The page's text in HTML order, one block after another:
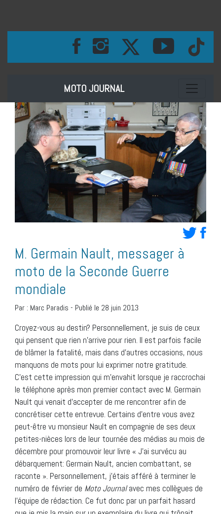
MOTO JOURNAL Toggle
M. Germain Nault, messager à
moto de la Seconde Guerre
mondiale
Par : Marc Paradis - Publié le 28 juin 2013
Croyez-vous au destin? Personnellement, je suis de ceux
qui pensent que rien n’arrive pour rien. Il est parfois facile
de blâmer la fatalité, mais dans d’autres occasions, nous
manquons de mots pour lui exprimer notre gratitude.
C’est cette impression qui m’envahit lorsque je raccrochai
le téléphone après mon premier contact avec M. Germain
Nault qui venait d’accepter de me rencontrer afin de
concrétiser cette entrevue. Certains d’entre vous avez
peut-être vu monsieur Nault en compagnie de ses deux
petites-nièces lors de leur tournée des médias au mois de
décembre pour promouvoir leur livre « J’ai survécu au
débarquement: Germain Nault, ancien combattant, se
raconte ». Personnellement, j’étais afféré à terminer le
numéro de février de Moto Journalavec mes collègues de
l’équipe de rédaction. Ce fut donc par un parfait hasard